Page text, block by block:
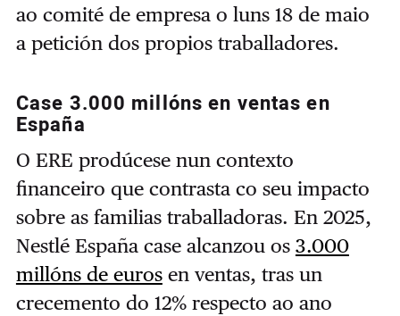
ao comité de empresa o luns 18 de maio
a petición dos propios traballadores.
Case 3.000 millóns en ventas en
España
O ERE prodúcese nun contexto
financeiro que contrasta co seu impacto
sobre as familias traballadoras. En 2025,
Nestlé España case alcanzou os 3.000
millóns de eurosen ventas, tras un
crecemento do 12% respecto ao ano